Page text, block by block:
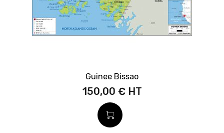
Guinee Bissao
150,00 €